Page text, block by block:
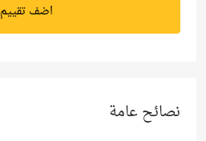
اضف تقييم
نصائح عامة